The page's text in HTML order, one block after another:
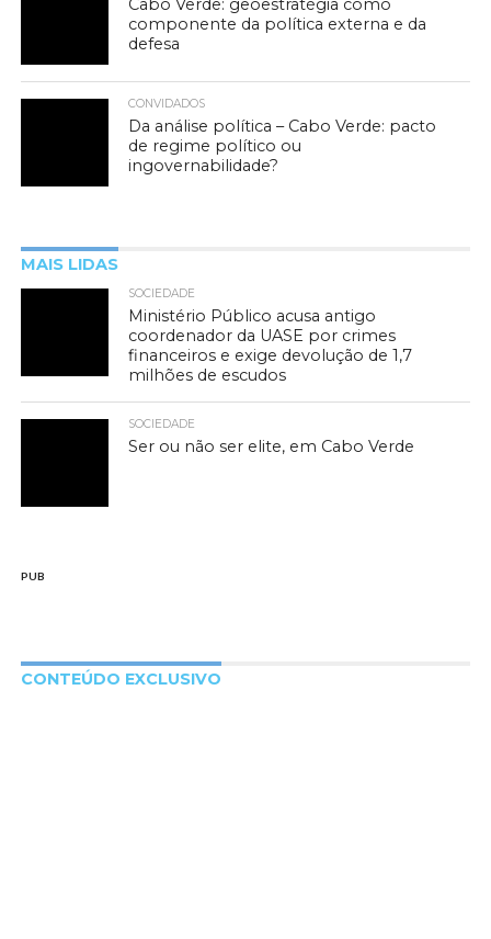
Cabo Verde: geoestratégia como
componente da política externa e da
defesa
CONVIDADOS
Da análise política – Cabo Verde: pacto
de regime político ou
ingovernabilidade?
MAIS LIDAS
SOCIEDADE
Ministério Público acusa antigo
coordenador da UASE por crimes
financeiros e exige devolução de 1,7
milhões de escudos
SOCIEDADE
Ser ou não ser elite, em Cabo Verde
PUB
CONTEÚDO EXCLUSIVO